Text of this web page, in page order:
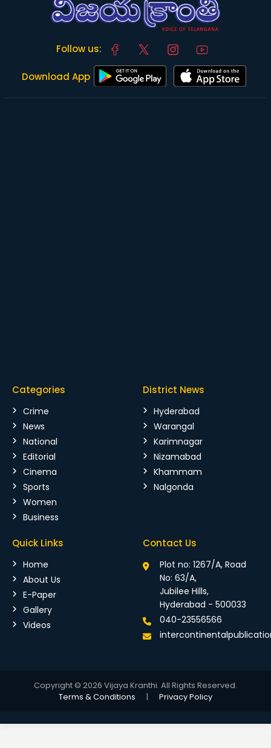
Follow us:
Download App
Categories
Crime
News
National
Editorial
Cinema
Sports
Women
Business
District News
Hyderabad
Warangal
Karimnagar
Nizamabad
Khammam
Nalgonda
Quick Links
Home
About Us
E-Paper
Gallery
Videos
Contact Us
Plot no: 1267/A, Road
No: 63/A,
Jubilee Hills,
Hyderabad - 500033
040-23556566
Copyright © 2026 Vijaya Kranthi. All Rights Reserved.
Terms & Conditions
| Privacy Policy